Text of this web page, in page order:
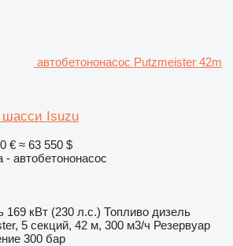
автобетононасос Putzmeister 42m
шасси Isuzu
€ ≈ 63 550 $
- автобетононасос
169 кВт (230 л.с.) Топливо дизель
5 секций, 42 м, 300 м3/ч Резервуар
300 бар